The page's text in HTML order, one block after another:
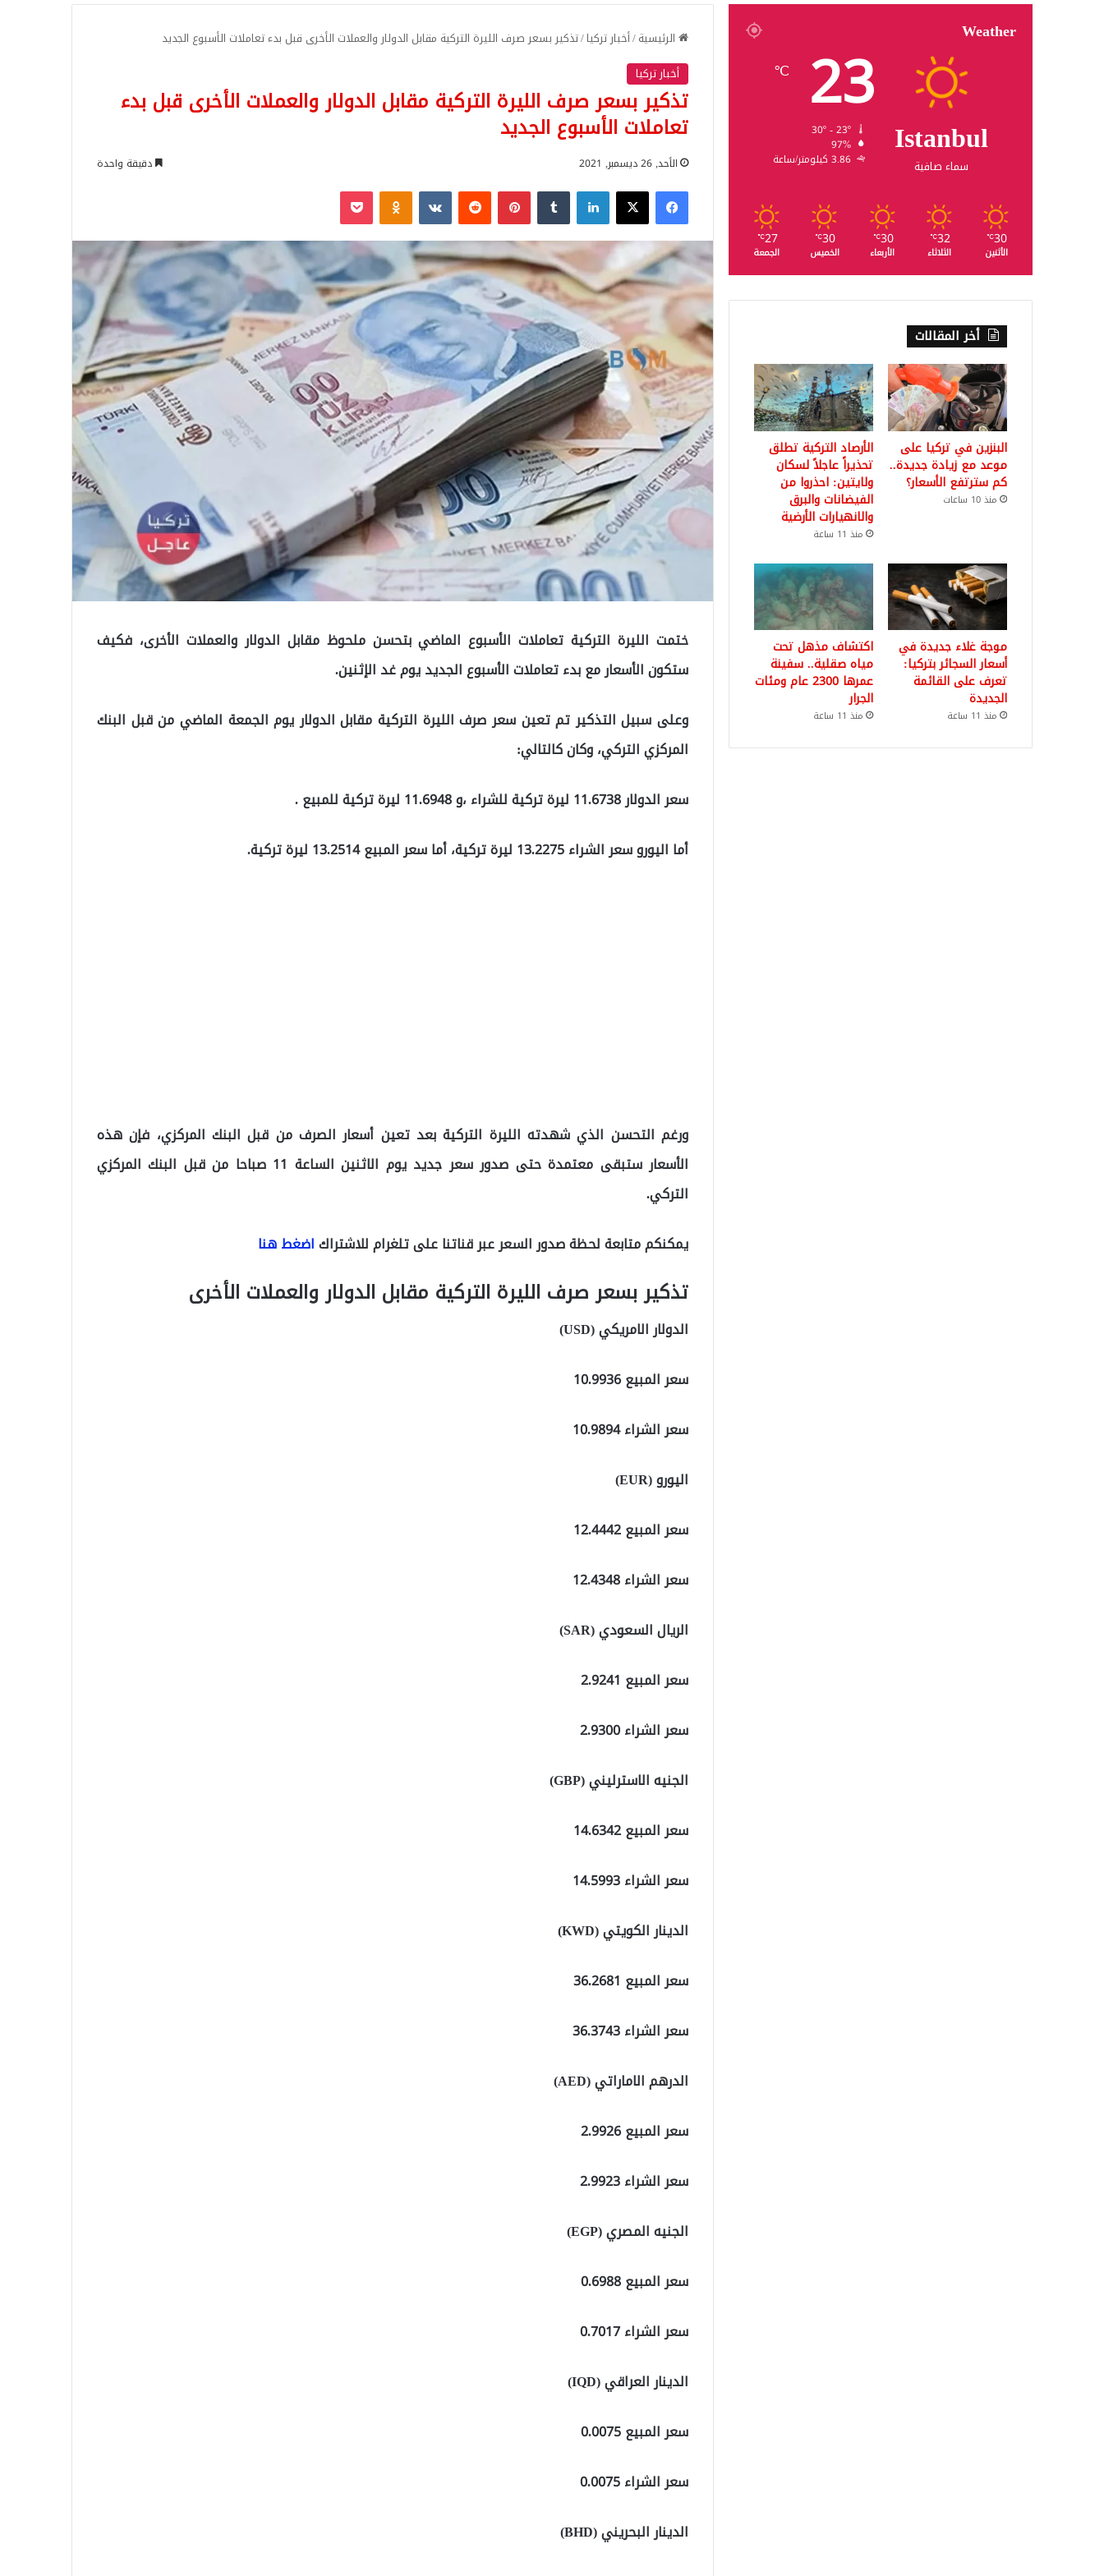
الرئيسية/أخبار تركيا/تذكير بسعر صرف الليرة التركية مقابل الدولار والعملات الأخرى قبل بدء تعاملات الأسبوع الجديد
أخبار تركيا
تذكير بسعر صرف الليرة التركية مقابل الدولار والعملات الأخرى قبل بدء
تعاملات الأسبوع الجديد
الأحد, 26 ديسمبر, 2021 دقيقة واحدة
فيسبوك‫X لينكدإن بينتيريست Odnoklassniki
‫Pocket
ختمت الليرة التركية تعاملات الأسبوع الماضي بتحسن ملحوظ مقابل الدولار والعملات الأخرى، فكيف
ستكون الأسعار مع بدء تعاملات الأسبوع الجديد يوم غد الإثنين.
وعلى سبيل التذكير تم تعين سعر صرف الليرة التركية مقابل الدولار يوم الجمعة الماضي من قبل البنك
المركزي التركي، وكان كالتالي:
سعر الدولار 11.6738 ليرة تركية للشراء ،و 11.6948 ليرة تركية للمبيع .
أما اليورو سعر الشراء 13.2275 ليرة تركية، أما سعر المبيع 13.2514 ليرة تركية.
ورغم التحسن الذي شهدته الليرة التركية بعد تعين أسعار الصرف من قبل البنك المركزي، فإن هذه
الأسعار ستبقى معتمدة حتى صدور سعر جديد يوم الاثنين الساعة 11 صباحا من قبل البنك المركزي
التركي.
يمكنكم متابعة لحظة صدور السعر عبر قناتنا على تلغرام للاشتراكاضغط هنا
تذكير بسعر صرف الليرة التركية مقابل الدولار والعملات الأخرى
الدولار الامريكي (USD)
سعر المبيع 10.9936
سعر الشراء 10.9894
اليورو (EUR)
سعر المبيع 12.4442
سعر الشراء 12.4348
الريال السعودي (SAR)
سعر المبيع 2.9241
سعر الشراء 2.9300
الجنيه الاسترليني (GBP)
سعر المبيع 14.6342
سعر الشراء 14.5993
الدينار الكويتي (KWD)
سعر المبيع 36.2681
سعر الشراء 36.3743
الدرهم الاماراتي (AED)
سعر المبيع 2.9926
سعر الشراء 2.9923
الجنيه المصري (EGP)
سعر المبيع 0.6988
سعر الشراء 0.7017
الدينار العراقي (IQD)
سعر المبيع 0.0075
سعر الشراء 0.0075
الدينار البحريني (BHD)
Weather
Istanbul
سماء صافية
23
℃
97%
3.86 كيلومتر/ساعة
30
℃
الأثنين
32
℃
الثلاثاء
30
℃
الأربعاء
30
℃
الخميس
27
℃
الجمعة
أخر المقالات
البنزين في تركيا على
موعد مع زيادة جديدة..
كم سترتفع الأسعار؟
منذ 10 ساعات
الأرصاد التركية تطلق
تحذيراً عاجلاً لسكان
ولايتين: احذروا من
الفيضانات والبرق
والانهيارات الأرضية
منذ 11 ساعة
موجة غلاء جديدة في
أسعار السجائر بتركيا:
تعرف على القائمة
الجديدة
منذ 11 ساعة
اكتشاف مذهل تحت
مياه صقلية.. سفينة
عمرها 2300 عام ومئات
الجرار
منذ 11 ساعة